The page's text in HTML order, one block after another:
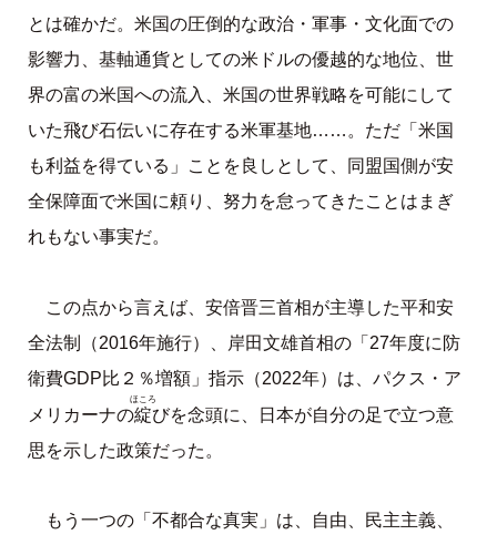
とは確かだ。米国の圧倒的な政治・軍事・文化面での
影響力、基軸通貨としての米ドルの優越的な地位、世
界の富の米国への流入、米国の世界戦略を可能にして
いた飛び石伝いに存在する米軍基地……。ただ「米国
も利益を得ている」ことを良しとして、同盟国側が安
全保障面で米国に頼り、努力を怠ってきたことはまぎ
れもない事実だ。
この点から言えば、安倍晋三首相が主導した平和安
全法制（2016年施行）、岸田文雄首相の「27年度に防
衛費GDP比２％増額」指示（2022年）は、パクス・ア
メリカーナの綻
ほころ
びを念頭に、日本が自分の足で立つ意
思を示した政策だった。
もう一つの「不都合な真実」は、自由、民主主義、